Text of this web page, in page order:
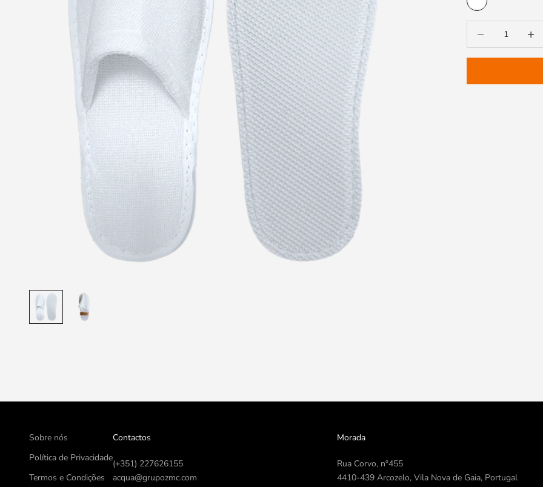
Branco
Sobre nós
Política de Privacidade
Termos e Condições
Contactos
(+351) 227626155
acqua@grupozmc.com
Morada
Rua Corvo, nº455
4410-439 Arcozelo, Vila Nova de Gaia, Portugal